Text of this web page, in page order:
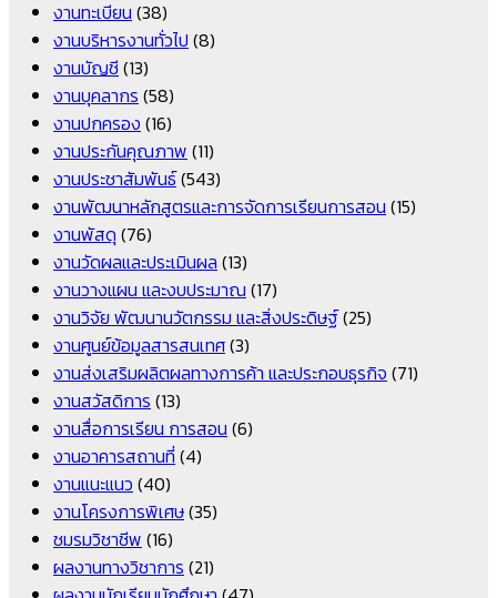
งานทะเบียน (38)
งานบริหารงานทั่วไป (8)
งานบัญชี(13)
งานบุคลากร (58)
งานปกครอง (16)
งานประกันคุณภาพ (11)
งานประชาสัมพันธ์(543)
งานพัฒนาหลักสูตรและการจัดการเรียนการสอน (15)
งานพัสดุ (76)
งานวัดผลและประเมินผล (13)
งานวางแผน และงบประมาณ (17)
งานวิจัย พัฒนานวัตกรรม และสิ่งประดิษฐ์(25)
งานศูนย์ข้อมูลสารสนเทศ(3)
งานส่งเสริมผลิตผลทางการค้า และประกอบธุรกิจ (71)
งานสวัสดิการ (13)
งานสื่อการเรียน การสอน (6)
งานอาคารสถานที่ (4)
งานแนะแนว (40)
งานโครงการพิเศษ(35)
ชมรมวิชาชีพ (16)
ผลงานทางวิชาการ (21)